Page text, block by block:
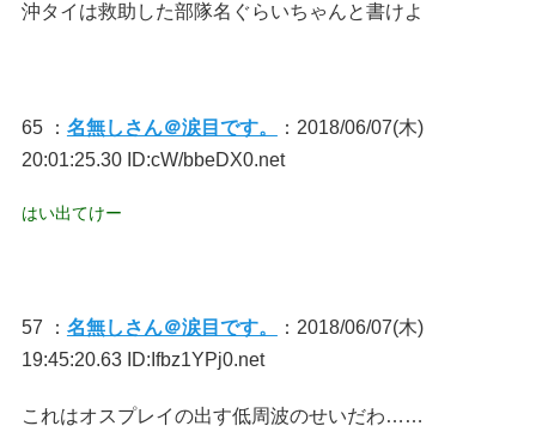
沖タイは救助した部隊名ぐらいちゃんと書けよ
65 ： 名無しさん＠涙目です。
：2018/06/07(木)
20:01:25.30 ID:cW/bbeDX0.net
はい出てけー
57 ： 名無しさん＠涙目です。
：2018/06/07(木)
19:45:20.63 ID:Ifbz1YPj0.net
これはオスプレイの出す低周波のせいだわ……